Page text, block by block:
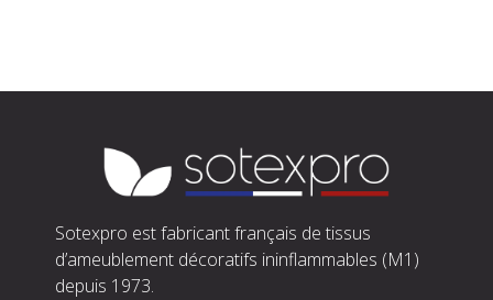
Sotexpro est fabricant français de tissus
d’ameublement décoratifs ininflammables (M1)
depuis 1973.